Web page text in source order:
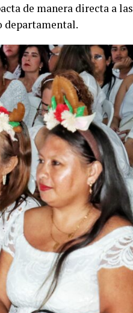
de manera directa a las
departamental.